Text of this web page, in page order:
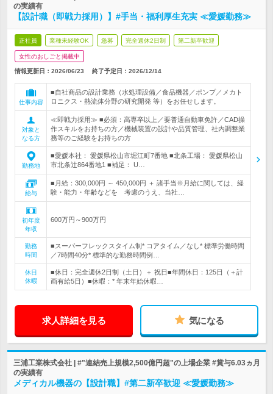
の実績有
【設計職（即戦力採用）】#手当・福利厚生充実 ≪愛媛勤務≫
正社員 業種未経験OK 急募 完全週休2日制 第二新卒歓迎
女性のおしごと掲載中
情報更新日：2026/06/23 終了予定日： 2026/12/14
仕事内容
■自社商品の設計業務（水処理設備／食品機器／ポンプ／メカト
ロニクス・熱流体分野の研究開発 等）をお任せします。
対象と
なる方
≪即戦力採用≫ ■必須：高専卒以上／要普通自動車免許／CAD操
作スキルをお持ちの方／機械装置の設計や品質管理、社内調整業
務等のご経験をお持ちの方
勤務地
■愛媛本社： 愛媛県松山市堀江町7番地 ■北条工場： 愛媛県松山
市北条辻864番地1 ■補足： U…
給与
■月給：300,000円 ～ 450,000円 ＋ 諸手当※月給に関しては、経
験・能力・年齢などを 考慮のうえ、当社…
初年度
年収
600万円～900万円
勤務
時間
■スーパーフレックスタイム制* コアタイム／なし* 標準労働時間
／7時間40分* 標準的な勤務時間例…
休日
休暇
■休日：完全週休2日制（土日）＋ 祝日■年間休日：125日（＋計
画有給5日）■休暇：* 年末年始休暇…
求人詳細を見る 気になる
三浦工業株式会社 | #"連結売上規模2,500億円超"の上場企業 #賞与6.03ヵ月
の実績有
メディカル機器の【設計職】#第二新卒歓迎 ≪愛媛勤務≫